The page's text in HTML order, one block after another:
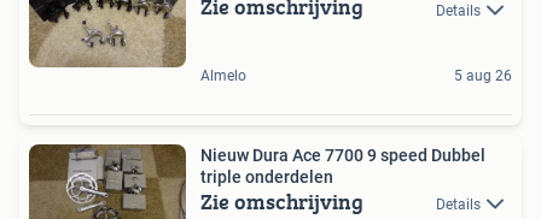
Zie omschrijving Details
Almelo 5 aug 26
Nieuw Dura Ace 7700 9 speed Dubbel
triple onderdelen
Zie omschrijving Details